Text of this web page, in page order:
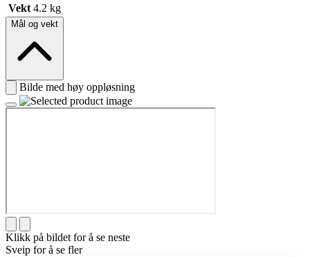
Vekt 4.2 kg
Mål og vekt
Bilde med høy oppløsning
Klikk på bildet for å se neste
Sveip for å se fler